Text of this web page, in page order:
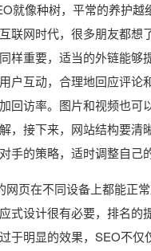
就像种树，平常的养护越
联网时代，很多朋友都想
样重要，适当的外链能够
户互动，合理地回应评论
回访率。图片和视频也可
，接下来，网站结构要清
手的策略，适时调整自己
页在不同设备上都能正
式设计很有必要，排名的
于明显的效果，SEO不仅